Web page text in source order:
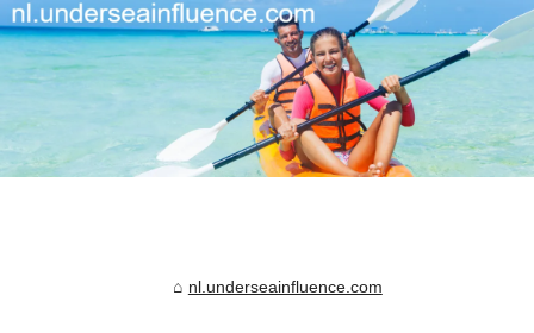
nl.underseainfluence.com